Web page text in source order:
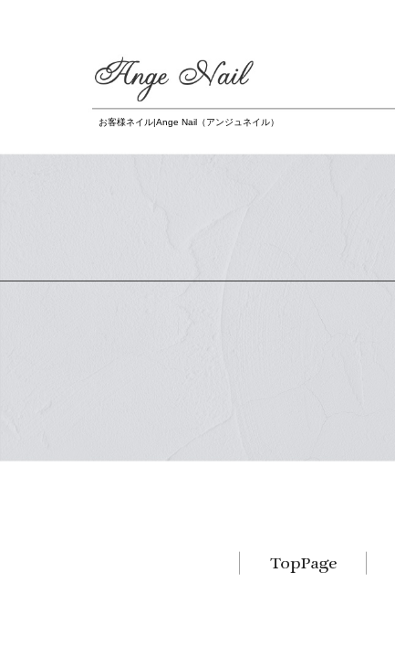
お客様ネイル|Ange Nail（アンジュネイル）